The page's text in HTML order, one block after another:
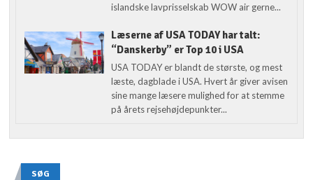
islandske lavprisselskab WOW air gerne...
Læserne af USA TODAY har talt:
“Danskerby” er Top 10 i USA
USA TODAY er blandt de største, og mest
læste, dagblade i USA. Hvert år giver avisen
sine mange læsere mulighed for at stemme
på årets rejsehøjdepunkter...
SØG